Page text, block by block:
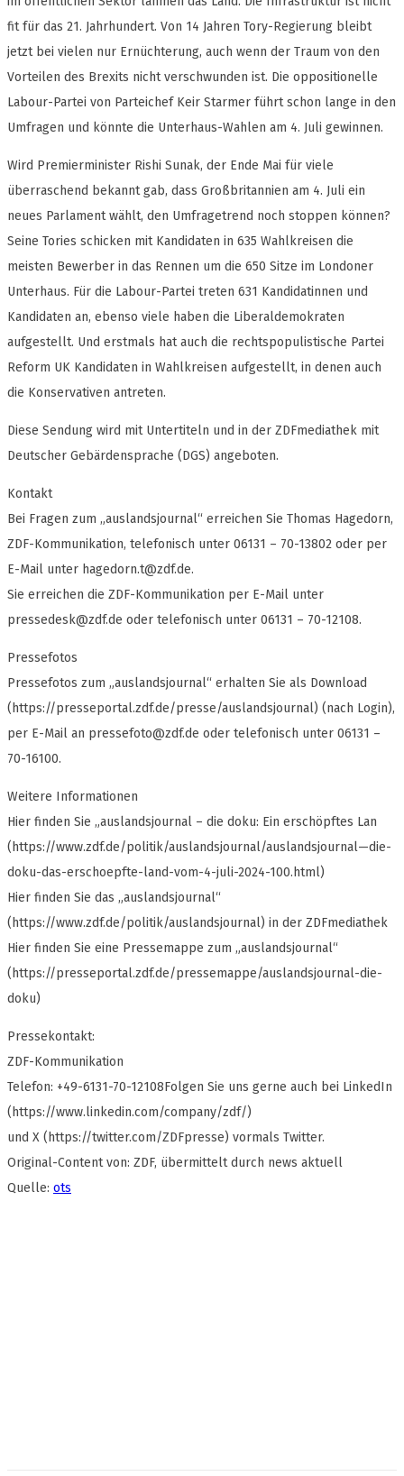
fit für das 21. Jahrhundert. Von 14 Jahren Tory-Regierung bleibt
jetzt bei vielen nur Ernüchterung, auch wenn der Traum von den
Vorteilen des Brexits nicht verschwunden ist. Die oppositionelle
Labour-Partei von Parteichef Keir Starmer führt schon lange in den
Umfragen und könnte die Unterhaus-Wahlen am 4. Juli gewinnen.
Wird Premierminister Rishi Sunak, der Ende Mai für viele
überraschend bekannt gab, dass Großbritannien am 4. Juli ein
neues Parlament wählt, den Umfragetrend noch stoppen können?
Seine Tories schicken mit Kandidaten in 635 Wahlkreisen die
meisten Bewerber in das Rennen um die 650 Sitze im Londoner
Unterhaus. Für die Labour-Partei treten 631 Kandidatinnen und
Kandidaten an, ebenso viele haben die Liberaldemokraten
aufgestellt. Und erstmals hat auch die rechtspopulistische Partei
Reform UK Kandidaten in Wahlkreisen aufgestellt, in denen auch
die Konservativen antreten.
Diese Sendung wird mit Untertiteln und in der ZDFmediathek mit
Deutscher Gebärdensprache (DGS) angeboten.
Kontakt
Bei Fragen zum „auslandsjournal“ erreichen Sie Thomas Hagedorn,
ZDF-Kommunikation, telefonisch unter 06131 – 70-13802 oder per
E-Mail unter hagedorn.t@zdf.de.
Sie erreichen die ZDF-Kommunikation per E-Mail unter
pressedesk@zdf.de oder telefonisch unter 06131 – 70-12108.
Pressefotos
Pressefotos zum „auslandsjournal“ erhalten Sie als Download
(https://presseportal.zdf.de/presse/auslandsjournal) (nach Login),
per E-Mail an pressefoto@zdf.de oder telefonisch unter 06131 –
70-16100.
Weitere Informationen
Hier finden Sie „auslandsjournal – die doku: Ein erschöpftes Lan
(https://www.zdf.de/politik/auslandsjournal/auslandsjournal—die-
doku-das-erschoepfte-land-vom-4-juli-2024-100.html)
Hier finden Sie das „auslandsjournal“
(https://www.zdf.de/politik/auslandsjournal) in der ZDFmediathek
Hier finden Sie eine Pressemappe zum „auslandsjournal“
(https://presseportal.zdf.de/pressemappe/auslandsjournal-die-
doku)
Pressekontakt:
ZDF-Kommunikation
Telefon: +49-6131-70-12108Folgen Sie uns gerne auch bei LinkedIn
(https://www.linkedin.com/company/zdf/)
und X (https://twitter.com/ZDFpresse) vormals Twitter.
Original-Content von: ZDF, übermittelt durch news aktuell
Quelle: ots